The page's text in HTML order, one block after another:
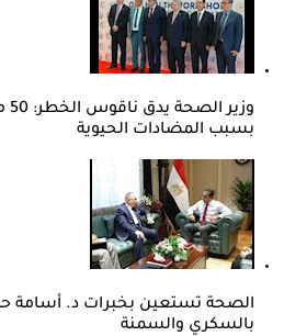
بسبب المضادات الحيوية
الصحة تستعين بخبرات د. أسامة
بالسكري والسمنة